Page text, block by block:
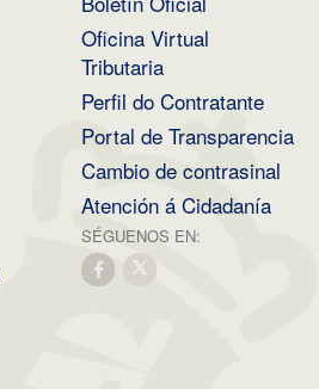
Oficina Virtual
Tributaria
Perfil do Contratante
Portal de Transparencia
Cambio de contrasinal
Atención á Cidadanía
SÉGUENOS EN: